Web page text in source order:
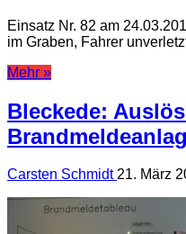
Einsatz Nr. 82 am
im Graben, Fahrer
Mehr »
Bleckede:
Carsten Schmidt21. März